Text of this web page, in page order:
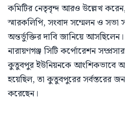
কমিটির নেতৃবৃন্দ আরও উল্লেখ করেন,
স্মারকলিপি, সংবাদ সম্মেলন ও সভা
অন্তর্ভুক্তির দাবি জানিয়ে
নারায়ণগঞ্জ সিটি কর্পোরেশন
কুতুবপুর ইউনিয়নকে আংশিকভাবে
হয়েছিল, তা কুতুবপুরের সর্বস্তরের
করেছেন।